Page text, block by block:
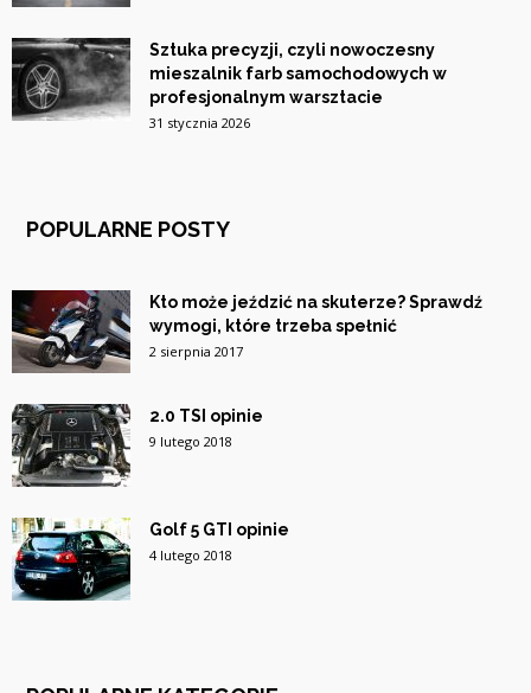
Sztuka precyzji, czyli nowoczesny
mieszalnik farb samochodowych w
profesjonalnym warsztacie
31 stycznia 2026
POPULARNE POSTY
Kto może jeździć na skuterze? Sprawdź
wymogi, które trzeba spełnić
2 sierpnia 2017
2.0 TSI opinie
9 lutego 2018
Golf 5 GTI opinie
4 lutego 2018